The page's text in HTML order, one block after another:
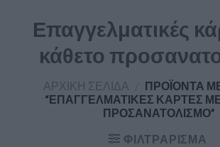
Επαγγελματικές
κάθετο
ΑΡΧΙΚΉ ΣΕΛΊΔΑ
ΠΡΟΪΌΝΤΑ
“ΕΠΑΓΓΕΛΜΑΤΙΚΈΣ ΚΆΡΤΕΣ
ΠΡΟΣΑΝΑΤΟΛΙΣΜΌ”
ΦΙΛΤΡΆΡΙΣΜΑ